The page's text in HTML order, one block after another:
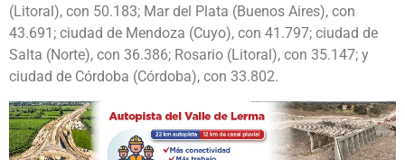
(Litoral), con 50.183; Mar del Plata (Buenos Aires), con
43.691; ciudad de Mendoza (Cuyo), con 41.797; ciudad de
Salta (Norte), con 36.386; Rosario (Litoral), con 35.147; y
ciudad de Córdoba (Córdoba), con 33.802.